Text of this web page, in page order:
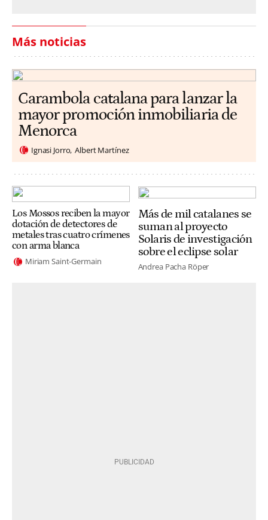
Más noticias
Carambola catalana para lanzar la
mayor promoción inmobiliaria de
Menorca
Ignasi Jorro Albert Martínez
Los Mossos reciben la mayor
dotación de detectores de
metales tras cuatro crímenes
con arma blanca
Miriam Saint-Germain
Más de mil catalanes se
suman al proyecto
Solaris de investigación
sobre el eclipse solar
Andrea Pacha Röper